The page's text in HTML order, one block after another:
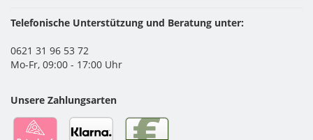
Telefonische Unterstützung und Beratung unter:
0621 31 96 53 72
Mo-Fr, 09:00 - 17:00 Uhr
Unsere Zahlungsarten